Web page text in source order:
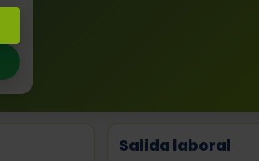
Salida laboral